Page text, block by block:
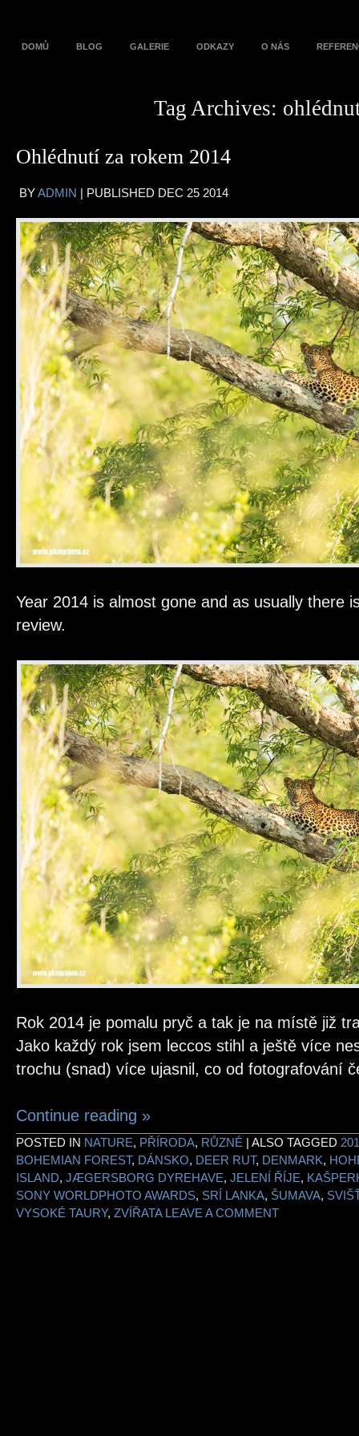
DOMŮ BLOG GALERIE ODKAZY O NÁS
Tag Archives:
Ohlédnutí za rokem 2014
BYADMIN | PUBLISHED DEC 25 2014
Year 2014 is almost gone and as usually there
review.
Rok 2014 je pomalu pryč a tak je na místě již
Jako každý rok jsem leccos stihl a ještě více
trochu (snad) více ujasnil, co od fotografování
Continue reading »
POSTED IN NATURE, PŘÍRODA, RŮZNÉ | ALSO TAGGED
BOHEMIAN FOREST, DÁNSKO, DEER RUT, DENMARK,
ISLAND, JÆGERSBORG DYREHAVE, JELENÍ ŘÍJE,
SONY WORLDPHOTO AWARDS, SRÍ LANKA, ŠUMAVA,
VYSOKÉ TAURY, ZVÍŘATA LEAVE A COMMENT